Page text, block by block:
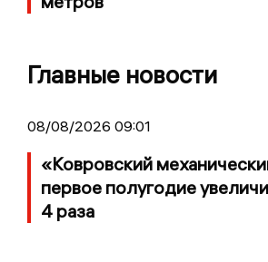
Главные новости
08/08/2026 09:01
«Ковровский
первое полугодие
4 раза